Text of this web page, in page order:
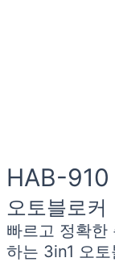
HAB-910
오토블로커
빠르고 정확한
하는 3in1 오토